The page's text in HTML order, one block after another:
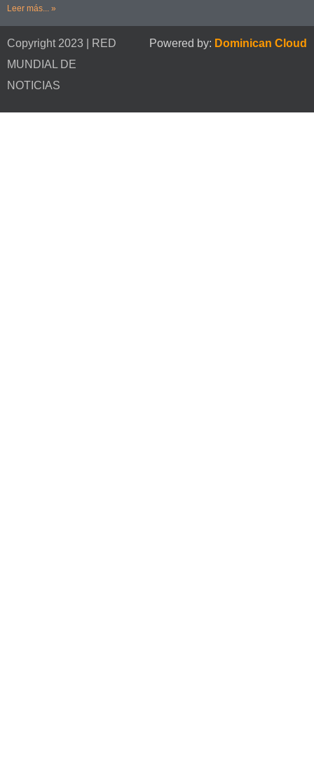
Leer más... »
Copyright 2023 | RED
MUNDIAL DE
NOTICIAS
Powered by: Dominican Cloud